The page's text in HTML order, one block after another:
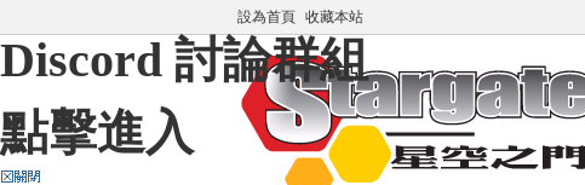
設為首頁 收藏本站
Discord 討論群組
點擊進入